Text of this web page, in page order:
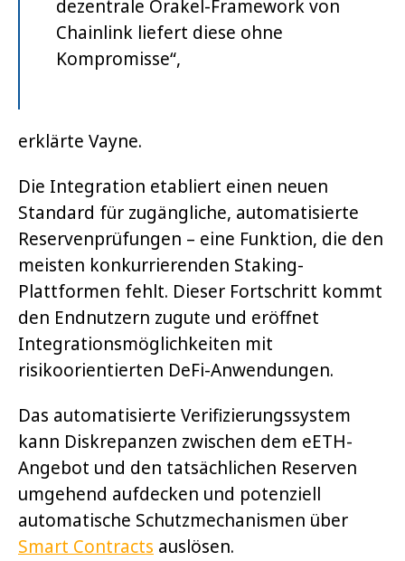
dezentrale Orakel-Framework von
Chainlink liefert diese ohne
Kompromisse“,
erklärte Vayne.
Die Integration etabliert einen neuen
Standard für zugängliche, automatisierte
Reservenprüfungen – eine Funktion, die den
meisten konkurrierenden Staking-
Plattformen fehlt. Dieser Fortschritt kommt
den Endnutzern zugute und eröffnet
Integrationsmöglichkeiten mit
risikoorientierten DeFi-Anwendungen.
Das automatisierte Verifizierungssystem
kann Diskrepanzen zwischen dem eETH-
Angebot und den tatsächlichen Reserven
umgehend aufdecken und potenziell
automatische Schutzmechanismen über
Smart Contracts auslösen.